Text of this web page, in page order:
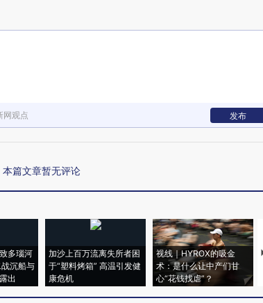
网观点 发布
本篇文章暂无评论
多瑙河
沉船与
出
加沙上百万流离失所者困
于“塑料烤箱” 高温引发健
康危机
视线｜HYROX的吸金
术：是什么让中产们甘
心“花钱找虐”？